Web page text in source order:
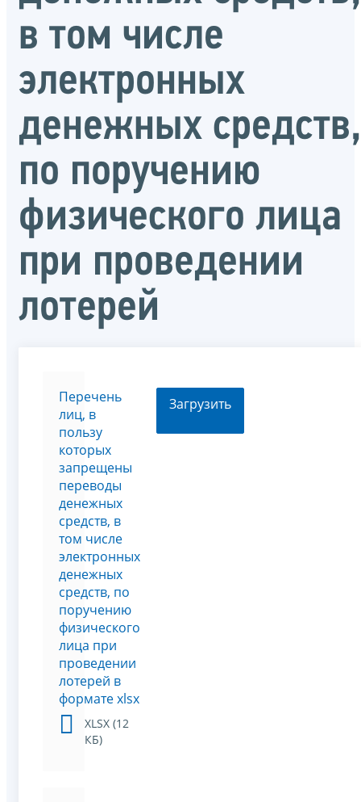
в том числе
электронных
денежных средств,
по поручению
физического лица
при проведении
лотерей
Перечень
лиц, в
пользу
которых
запрещены
переводы
денежных
средств, в
том числе
электронных
денежных
средств, по
поручению
физического
лица при
проведении
лотерей в
формате xlsx
XLSX (12
КБ)
Загрузить